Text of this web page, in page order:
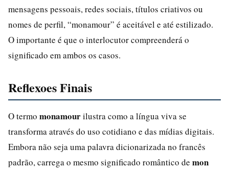
mensagens pessoais, redes sociais, títulos criativos ou
nomes de perfil, “monamour” é aceitável e até estilizado.
O importante é que o interlocutor compreenderá o
significado em ambos os casos.
Reflexoes Finais
O termo monamourilustra como a língua viva se
transforma através do uso cotidiano e das mídias digitais.
Embora não seja uma palavra dicionarizada no francês
padrão, carrega o mesmo significado romântico de mon